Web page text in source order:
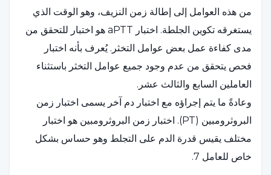
من هذه العوامل إلى إطالة زمن النزيف، وهو الوقت الذي
يستغرقه تكوين الجلطة. اختبار aPTT هو اختبار للتحقق من
مدى كفاءة عمل بعض عوامل التخثر. يُعرف بأنه اختبار
فحص يتحقق من عدم وجود جميع عوامل التخثر باستثناء
العاملين السابع والثالث عشر.
وعادةً ما يتم إجراؤه مع اختبار دم آخر يسمى اختبار زمن
البروثرومبين (PT). اختبار زمن البروثرومبين هو اختبار
مختلف يقيس قدرة الدم على التجلط وهو حساس بشكل
خاص للعامل 7.